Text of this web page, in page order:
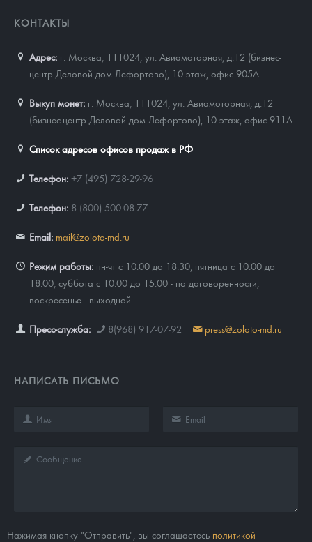
КОНТАКТЫ
Адрес: г. Москва, 111024 ул. Авиамоторная, д.12 (бизнес-
центр Деловой дом Лефортово), 10 этаж, офис 905А
Выкуп монет: г. Москва, 111024, ул. Авиамоторная, д.12
(бизнес-центр Деловой дом Лефортово), 10 этаж, офис 911А
Список адресов офисов продаж в РФ
Телефон: +7 (495) 728-29-96
Телефон: 8 (800) 500-08-77
Email: mail@zoloto-md.ru
Режим работы: пн-чт с 10:00 до 18:30, пятница с 10:00 до
18:00, суббота с 10:00 до 15:00 - по договоренности,
воскресенье - выходной.
Пресс-служба: 8(968) 917-07-92 press@zoloto-md.ru
НАПИСАТЬ ПИСЬМО
Нажимая кнопку "Отправить", вы соглашаетесь политикой